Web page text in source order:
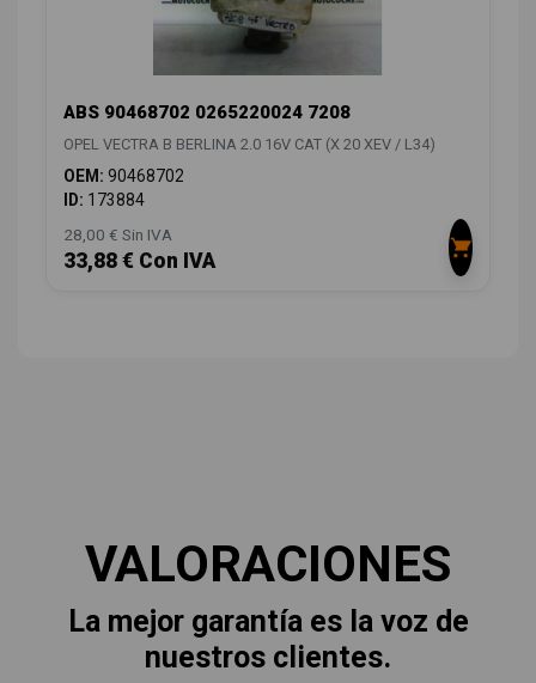
ABS 90468702 0265220024 7208
OPEL VECTRA B BERLINA 2.0 16V CAT (X 20 XEV / L34)
OEM: 90468702
ID: 173884
28,00 € Sin IVA
33,88 € Con IVA
VALORACIONES
La mejor garantía es la voz de
nuestros clientes.